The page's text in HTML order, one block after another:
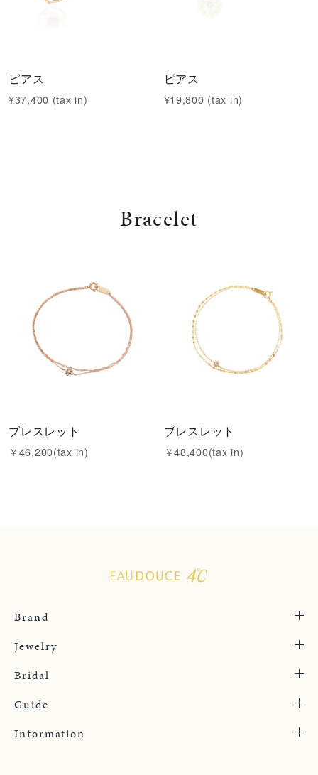
ピアス
¥37,400 (tax in)
ピアス
¥19,800 (tax in)
Bracelet
ブレスレット
￥46,200(tax in)
ブレスレット
￥48,400(tax in)
Brand
Jewelry
Bridal
Guide
Information